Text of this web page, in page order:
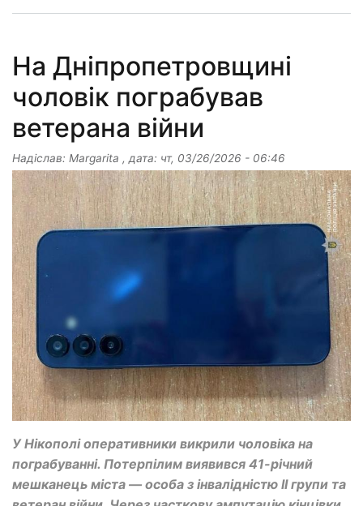
На Дніпропетровщині
чоловік пограбував
ветерана війни
Надіслав: Margarita , дата: чт, 03/26/2026 - 06:46
У Нікополі оперативники викрили чоловіка на
пограбуванні. Потерпілим виявився 41-річний
мешканець міста — особа з інвалідністю II групи та